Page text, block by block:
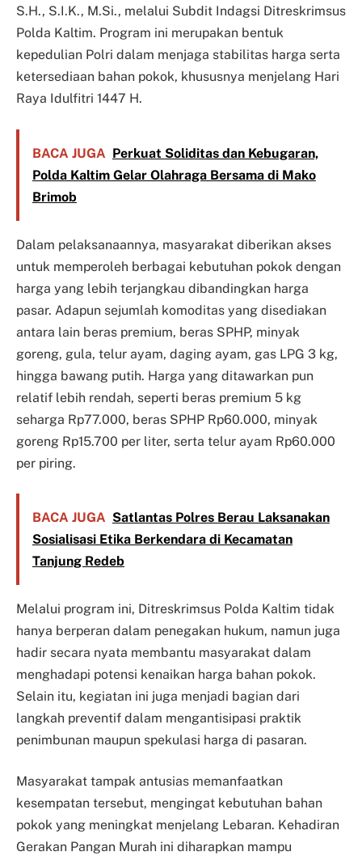
S.H., S.I.K., M.Si., melalui Subdit Indagsi Ditreskrimsus
Polda Kaltim. Program ini merupakan bentuk
kepedulian Polri dalam menjaga stabilitas harga serta
ketersediaan bahan pokok, khususnya menjelang Hari
Raya Idulfitri 1447 H.
BACA JUGA Perkuat Soliditas dan Kebugaran,
Polda Kaltim Gelar Olahraga Bersama di Mako
Brimob
Dalam pelaksanaannya, masyarakat diberikan akses
untuk memperoleh berbagai kebutuhan pokok dengan
harga yang lebih terjangkau dibandingkan harga
pasar. Adapun sejumlah komoditas yang disediakan
antara lain beras premium, beras SPHP, minyak
goreng, gula, telur ayam, daging ayam, gas LPG 3 kg,
hingga bawang putih. Harga yang ditawarkan pun
relatif lebih rendah, seperti beras premium 5 kg
seharga Rp77.000, beras SPHP Rp60.000, minyak
goreng Rp15.700 per liter, serta telur ayam Rp60.000
per piring.
BACA JUGA Satlantas Polres Berau Laksanakan
Sosialisasi Etika Berkendara di Kecamatan
Tanjung Redeb
Melalui program ini, Ditreskrimsus Polda Kaltim tidak
hanya berperan dalam penegakan hukum, namun juga
hadir secara nyata membantu masyarakat dalam
menghadapi potensi kenaikan harga bahan pokok.
Selain itu, kegiatan ini juga menjadi bagian dari
langkah preventif dalam mengantisipasi praktik
penimbunan maupun spekulasi harga di pasaran.
Masyarakat tampak antusias memanfaatkan
kesempatan tersebut, mengingat kebutuhan bahan
pokok yang meningkat menjelang Lebaran. Kehadiran
Gerakan Pangan Murah ini diharapkan mampu